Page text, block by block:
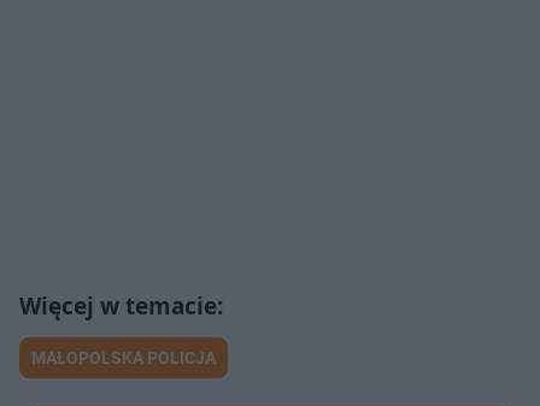
MAŁOPOLSKA POLICJA